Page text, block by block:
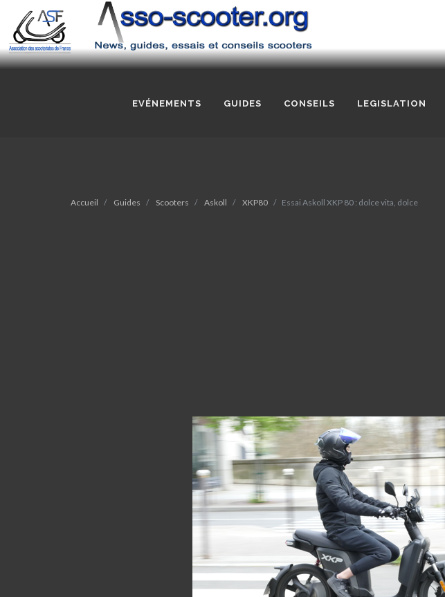
EVÉNEMENTS GUIDES CONSEILS LEGISLATION
Accueil Guides Scooters Askoll XKP80 Essai Askoll XKP 80 : dolce vita, dolce